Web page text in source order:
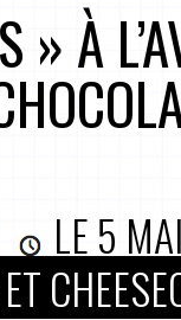
» À
LE5